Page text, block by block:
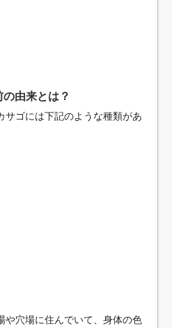
由来とは？
サゴには下記のような種類があ
や穴場に住んでいて、身体の色